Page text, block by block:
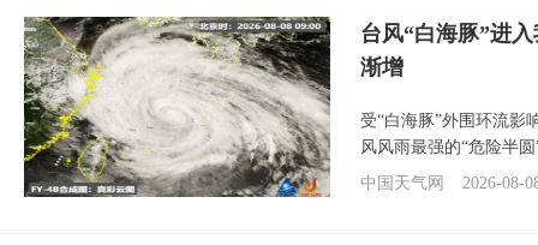
台风“白海豚”进
渐增
受“白海豚”外围环流影
风风雨最强的“危险半
中国天气网
2026-08-